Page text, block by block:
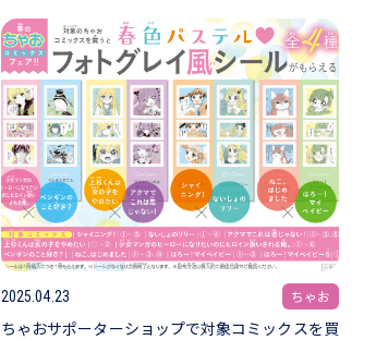
2025.04.23 ちゃお
ちゃおサポーターショップで対象コミックスを買